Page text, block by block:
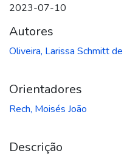
2023-07-10
Autores
Oliveira, Larissa Schmitt de
Orientadores
Rech, Moisés João
Descrição